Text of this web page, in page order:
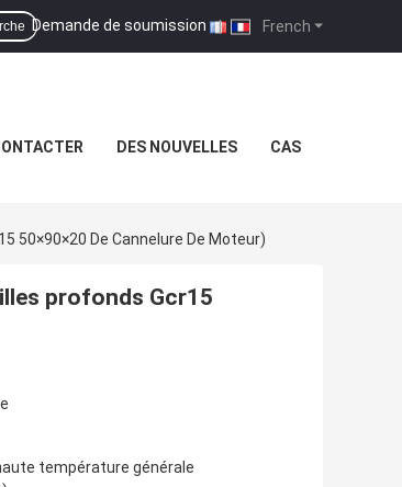
French
Demande de soumission |
DES NOUVELLES CAS
50×90×20 De Cannelure De Moteur)
profonds Gcr15
température générale